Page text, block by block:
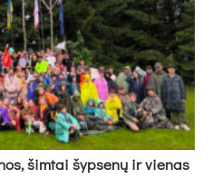
šim­tai šyp­se­nų ir vie­nas